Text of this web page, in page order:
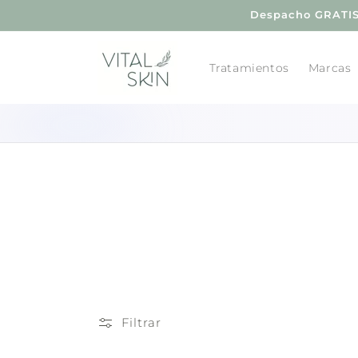
al contenido
Despacho
Tratamientos Marcas
Filtrar